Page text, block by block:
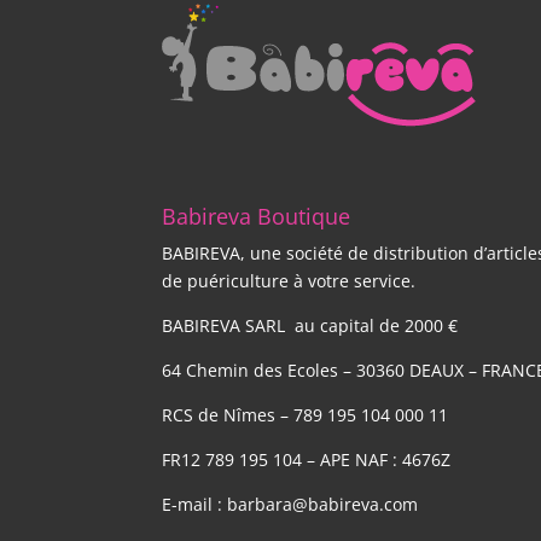
Babireva Boutique
BABIREVA, une société de distribution
de puériculture à votre service.
BABIREVA SARL au capital de 2000 €
64 Chemin des Ecoles – 30360 DEAUX –
RCS de Nîmes – 789 195 104 000 11
FR12 789 195 104 – APE NAF : 4676Z
E-mail : barbara@babireva.com